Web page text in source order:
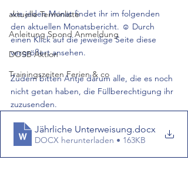
aktuelle Terminliste
Anleitung Spond Anmeldung
DOSB Aktion
Trainingszeiten Ferien & co
wie jeden Monat findet ihr im folgenden
den aktuellen Monatsbericht. ☺️ Durch
einen Klick auf die jeweilige Seite diese
vergrößert ansehen.
Zudem bitten Antje darum alle, die es noch
nicht getan haben, die Füllberechtigung ihr
zuzusenden.
Jährliche Unterweisung.docx
DOCX herunterladen • 163KB